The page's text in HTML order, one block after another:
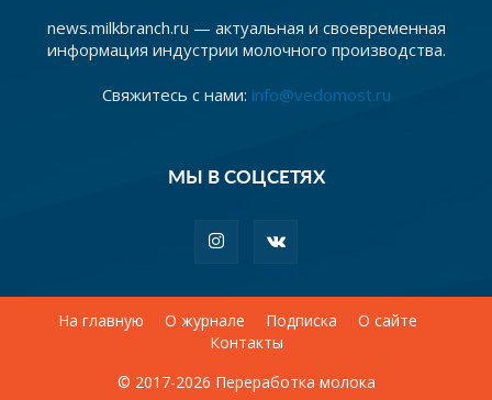
news.milkbranch.ru — актуальная и своевременная
информация индустрии молочного производства.
Свяжитесь с нами: info@vedomost.ru
МЫ В СОЦСЕТЯХ
На главную О журнале Подписка
О сайте
Контакты
© 2017-2026 Переработка молока